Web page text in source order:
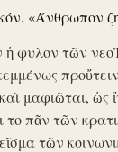
«Άνθρωπον
φυλον τῶν
μαφιῶται, ὡς
το πᾶν τῶν
τῶν